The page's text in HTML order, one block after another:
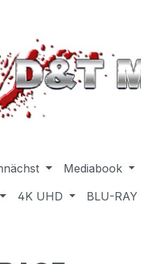
Mediabook
4K UHD BLU-RAY